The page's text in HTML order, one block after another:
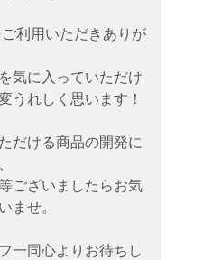
利用いただきありが
気に入っていただけ
うれしく思います！
だける商品の開発に
ございましたらお気
ませ。
一同心よりお待ちし